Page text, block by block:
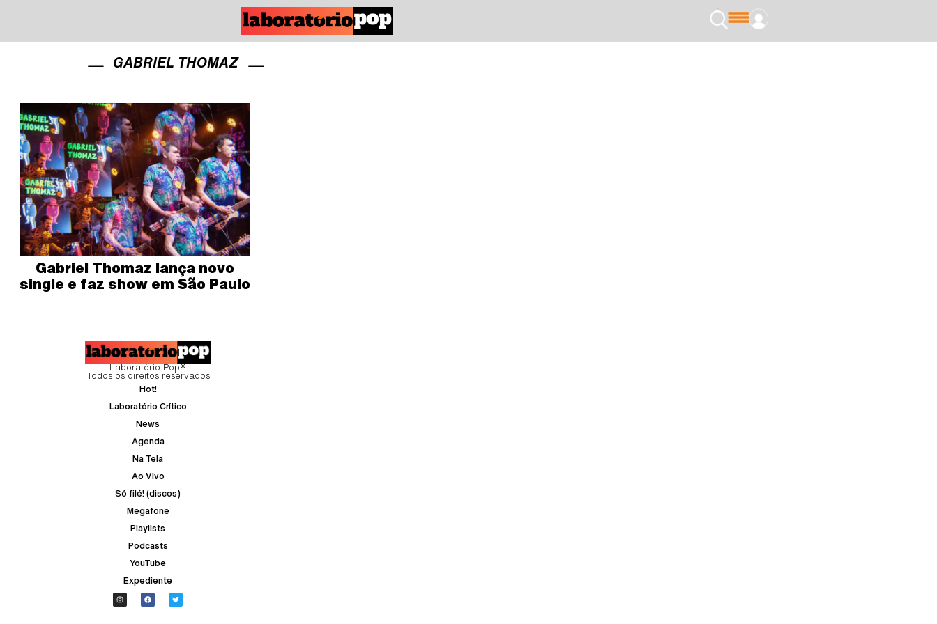
GABRIEL THOMAZ
Gabriel Thomaz lança novo
single e faz show em São Paulo
Laboratório Pop®
Todos os direitos reservados
Hot!
Laboratório Crítico
News
Agenda
Na Tela
Ao Vivo
Só filé! (discos)
Megafone
Playlists
Podcasts
YouTube
Expediente